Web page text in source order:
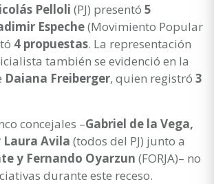
Pelloli (PJ) presentó 5
Espeche(Movimiento Popular
4 propuestas. La representación
también se evidenció en la
Daiana Freiberger, quien registró 3
concejales –Gabriel de la Vega,
Laura Avila (todos del PJ) junto a
y Fernando Oyarzun (FORJA)– no
durante este receso.